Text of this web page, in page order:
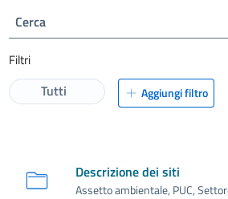
Cerca
Filtri
Tutti Aggiungi filtro
Descrizione dei siti
Assetto ambientale, PUC,